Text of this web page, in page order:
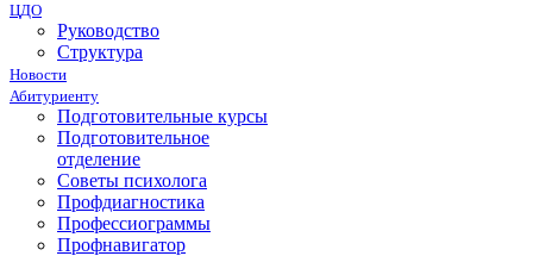
ЦДО
Руководство
Структура
Новости
Абитуриенту
Подготовительные курсы
Подготовительное
отделение
Советы психолога
Профдиагностика
Профессиограммы
Профнавигатор